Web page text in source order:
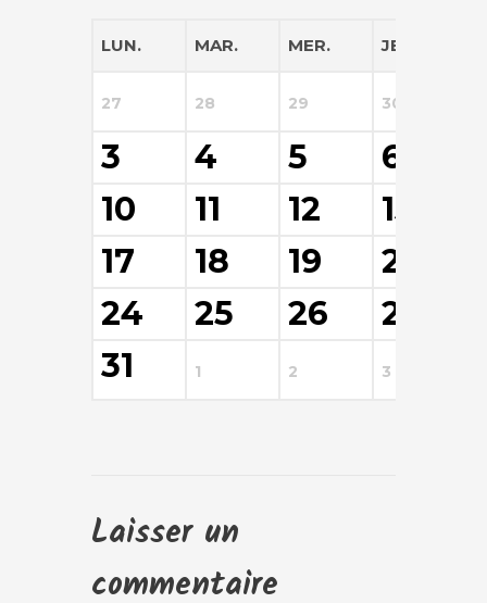
LUN. MAR. MER. JEU.
27 28 29 30
3 4 5 6
10
11 12 13
17
18 19 20
24
25 26 27
31
1 2 3
Laisser un
commentaire